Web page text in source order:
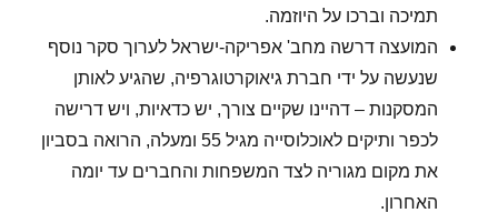
תמיכה וברכו על היוזמה.
המועצה דרשה מחב' אפריקה-ישראל לערוך סקר נוסף
שנעשה על ידי חברת גיאוקרטוגרפיה, שהגיע לאותן
המסקנות – דהיינו שקיים צורך, יש כדאיות, ויש דרישה
לכפר ותיקים לאוכלוסייה מגיל 55 ומעלה, הרואה בסביון
את מקום מגוריה לצד המשפחות והחברים עד יומה
האחרון.